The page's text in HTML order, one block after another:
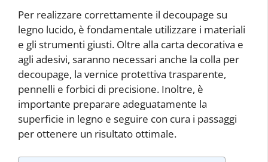
Per realizzare correttamente il decoupage su
legno lucido, è fondamentale utilizzare i materiali
e gli strumenti giusti. Oltre alla carta decorativa e
agli adesivi, saranno necessari anche la colla per
decoupage, la vernice protettiva trasparente,
pennelli e forbici di precisione. Inoltre, è
importante preparare adeguatamente la
superficie in legno e seguire con cura i passaggi
per ottenere un risultato ottimale.